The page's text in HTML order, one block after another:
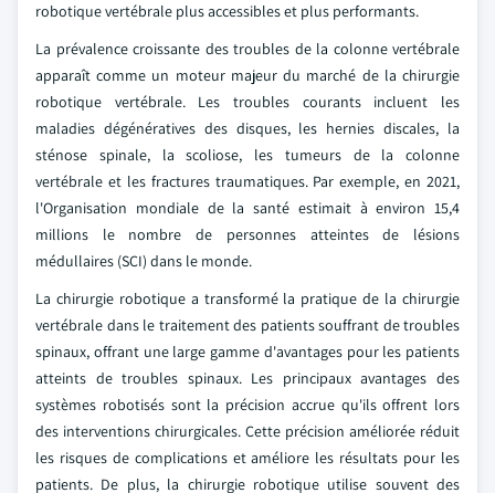
robotique vertébrale plus accessibles et plus performants.
La prévalence croissante des troubles de la colonne vertébrale
apparaît comme un moteur majeur du marché de la chirurgie
robotique vertébrale. Les troubles courants incluent les
maladies dégénératives des disques, les hernies discales, la
sténose spinale, la scoliose, les tumeurs de la colonne
vertébrale et les fractures traumatiques. Par exemple, en 2021,
l'Organisation mondiale de la santé estimait à environ 15,4
millions le nombre de personnes atteintes de lésions
médullaires (SCI) dans le monde.
La chirurgie robotique a transformé la pratique de la chirurgie
vertébrale dans le traitement des patients souffrant de troubles
spinaux, offrant une large gamme d'avantages pour les patients
atteints de troubles spinaux. Les principaux avantages des
systèmes robotisés sont la précision accrue qu'ils offrent lors
des interventions chirurgicales. Cette précision améliorée réduit
les risques de complications et améliore les résultats pour les
patients. De plus, la chirurgie robotique utilise souvent des